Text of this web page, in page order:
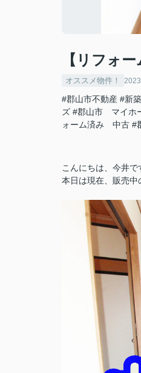
【リフォ
オススメ物件！
#郡山市不動産 #新
ズ #郡山市 マイホ
ォーム済み 中古 #
こんにちは、今井で
本日は現在、販売中